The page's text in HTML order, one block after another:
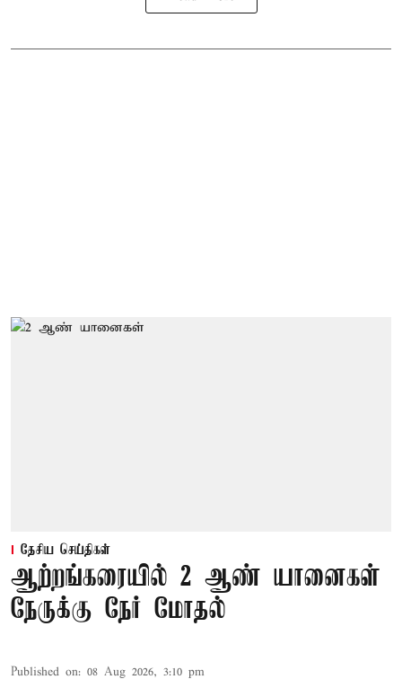
தேசிய செய்திகள்
ஆற்றங்கரையில் 2 ஆண் யானைகள்
நேருக்கு நேர் மோதல்
Published on: 08 Aug 2026, 3:10 pm